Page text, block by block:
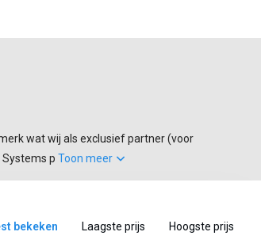
wat wij als exclusief partner (voor
p Toon meer
bekeken Laagste prijs Hoogste prijs